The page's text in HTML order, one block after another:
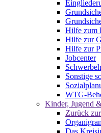
Hilfe zum
Hilfe zur
Hilfe zur
Jobcenter
Sonstige
WTG-
Kinder, Jugend
Zurück
Das